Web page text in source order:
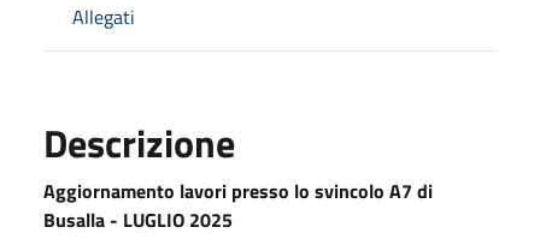
Allegati
Descrizione
Aggiornamento lavori presso lo svincolo A7 di
Busalla - LUGLIO 2025